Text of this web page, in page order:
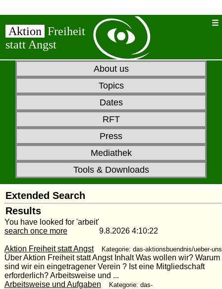
Aktion Freiheit
statt Angst
About us
Topics
Dates
RFT
Press
Mediathek
Tools & Downloads
Extended Search
Results
You have looked for 'arbeit'
search once more9.8.2026 4:10:22
Aktion Freiheit statt Angst Kategorie: das-aktionsbuendnis/ueber-uns
Über Aktion Freiheit statt Angst Inhalt Was wollen wir? Warum
sind wir ein eingetragener Verein ? Ist eine Mitgliedschaft
erforderlich? Arbeitsweise und ...
Arbeitsweise und Aufgaben
Kategorie: das-